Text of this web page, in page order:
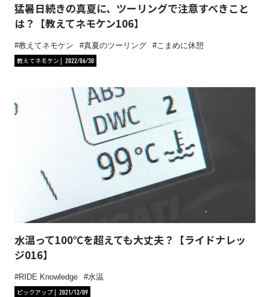
猛暑日続きの真夏に、ツーリングで注意すべきこと
は？【教えてネモケン106】
教えてネモケン 真夏のツーリング
こまめに休憩
教えてネモケン
2022/06/30
水温って100℃を超えても大丈夫？【ライドナレッ
ジ016】
RIDE Knowledge
水温
ピックアップ
2021/12/09